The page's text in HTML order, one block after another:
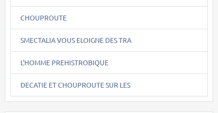
CHOUPROUTE
SMECTALIA VOUS ELOIGNE DES TRA
L'HOMME PREHISTROBIQUE
DECATIE ET CHOUPROUTE SUR LES